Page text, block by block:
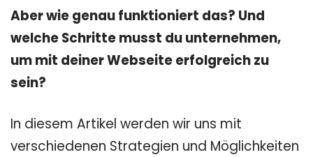
Aber wie genau funktioniert das? Und
welche Schritte musst du unternehmen,
um mit deiner Webseite erfolgreich zu
sein?
In diesem Artikel werden wir uns mit
verschiedenen Strategien und Möglichkeiten